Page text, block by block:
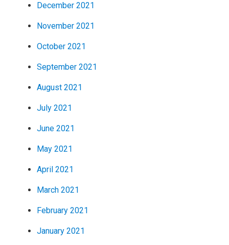
December 2021
November 2021
October 2021
September 2021
August 2021
July 2021
June 2021
May 2021
April 2021
March 2021
February 2021
January 2021